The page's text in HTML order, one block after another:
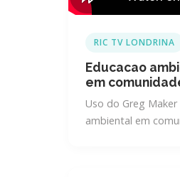
RIC TV LONDRINA
Educacao
em
Uso do Greg
ambiental em